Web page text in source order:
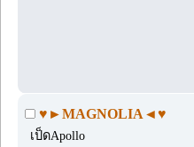
♥►MAGNOLIA◄♥
เป็ดApollo